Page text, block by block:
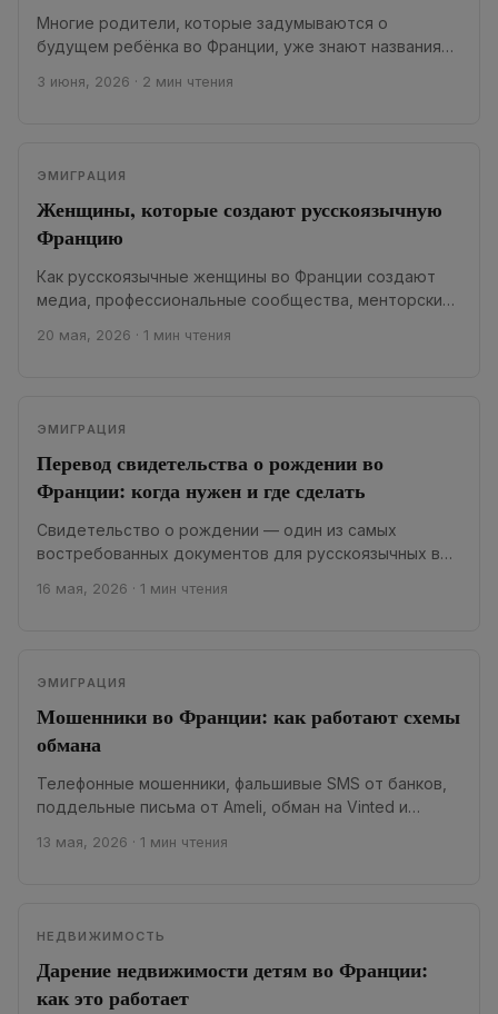
Многие родители, которые задумываются о
будущем ребёнка во Франции, уже знают названия
ежегодно...
3 июня, 2026 · 2 мин чтения
ЭМИГРАЦИЯ
Женщины, которые создают русскоязычную
Францию
Как русскоязычные женщины во Франции создают
медиа, профессиональные сообщества, менторские
Русскоязычная Франция давно строится не...
20 мая, 2026 · 1 мин чтения
ЭМИГРАЦИЯ
Перевод свидетельства о рождении во
Франции: когда нужен и где сделать
Свидетельство о рождении — один из самых
востребованных документов для русскоязычных во
16 мая, 2026 · 1 мин чтения
ЭМИГРАЦИЯ
Мошенники во Франции: как работают схемы
обмана
Телефонные мошенники, фальшивые SMS от банков,
поддельные письма от Ameli, обман на Vinted и
13 мая, 2026 · 1 мин чтения
НЕДВИЖИМОСТЬ
Дарение недвижимости детям во Франции:
как это работает